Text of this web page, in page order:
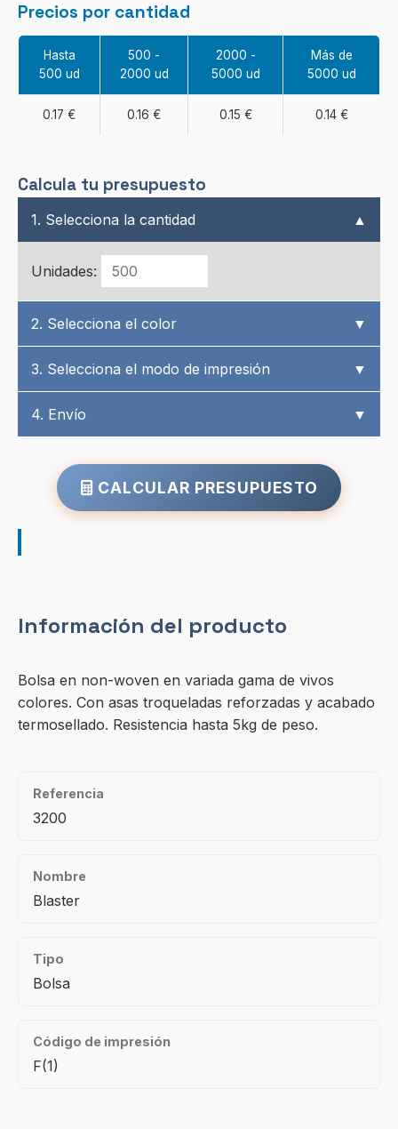
Precios por cantidad
Hasta
500 ud
500 -
2000 ud
2000 -
5000 ud
Más de
5000 ud
0.17 € 0.16 € 0.15 € 0.14 €
Calcula tu presupuesto
1. Selecciona la cantidad ▲
Unidades:
2. Selecciona el color ▼
3. Selecciona el modo de impresión ▼
4. Envío ▼
CALCULAR PRESUPUESTO
Información del producto
Bolsa en non-woven en variada gama de vivos
colores. Con asas troqueladas reforzadas y acabado
termosellado. Resistencia hasta 5kg de peso.
Referencia
3200
Nombre
Blaster
Tipo
Bolsa
Código de impresión
F(1)